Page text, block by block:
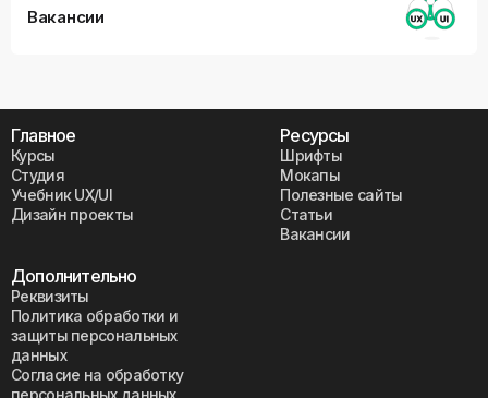
Вакансии
Главное
Курсы
Студия
Учебник UX/UI
Дизайн проекты
Ресурсы
Шрифты
Мокапы
Полезные сайты
Статьи
Вакансии
Дополнительно
Реквизиты
Политика обработки и
защиты персональных
данных
Согласие на обработку
персональных данных